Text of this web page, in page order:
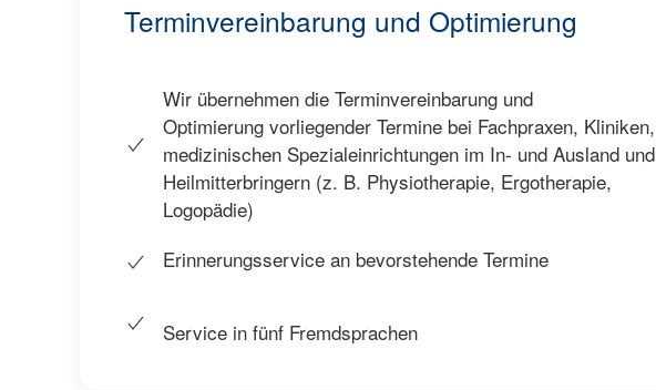
Terminvereinbarung und Optimierung
Wir übernehmen die Terminvereinbarung und
Optimierung vorliegender Termine bei Fachpraxen, Kliniken,
medizinischen Spezialeinrichtungen im In- und Ausland und
Heilmitterbringern (z. B. Physiotherapie, Ergotherapie,
Logopädie)
Erinnerungsservice an bevorstehende Termine
Service in fünf Fremdsprachen